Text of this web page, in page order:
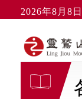
2026年8月8